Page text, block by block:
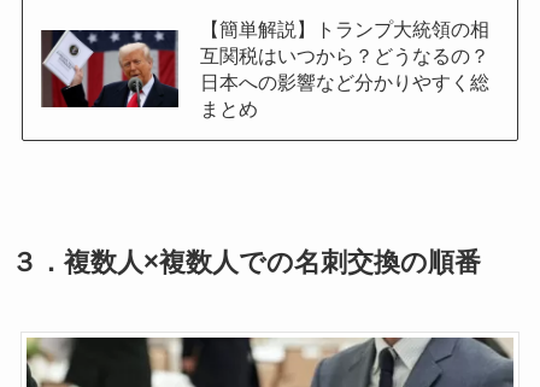
【簡単解説】トランプ大統領の相
互関税はいつから？どうなるの？
日本への影響など分かりやすく総
まとめ
３．複数人×複数人での名刺交換の順番